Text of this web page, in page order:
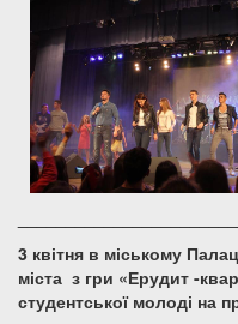
3 квітня в міському
міста з гри «Ерудит -
студентської молоді на